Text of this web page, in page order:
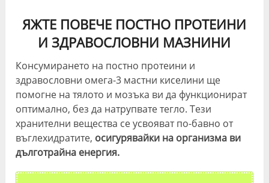
ЯЖТЕ ПОВЕЧЕ ПОСТНО ПРОТЕИНИ
И ЗДРАВОСЛОВНИ МАЗНИНИ
Консумирането на постно протеини и
здравословни омега-3 мастни киселини ще
помогне на тялото и мозъка ви да функционират
оптимално, без да натрупвате тегло. Тези
хранителни вещества се усвояват по-бавно от
въглехидратите, осигурявайки на организма ви
дълготрайна енергия.